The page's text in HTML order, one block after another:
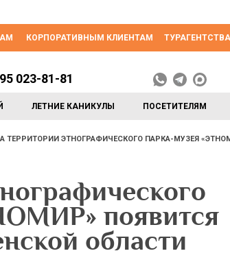
КОРПОРАТИВНЫМ КЛИЕНТАМ
ЛЕТНИЕ КАНИКУЛЫ ПОСЕТИТЕЛЯМ
023-81-81
ТЕРРИТОРИИ ЭТНОГРАФИЧЕСКОГО ПАРКА-МУЗЕЯ
появится
области